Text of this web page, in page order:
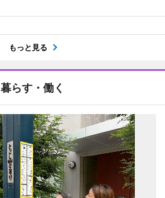
もっと見る
暮らす・働く